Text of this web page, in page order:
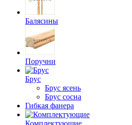
Балясины
Поручни
Брус
Брус ясень
Брус сосна
Гибкая фанера
Комплектующие